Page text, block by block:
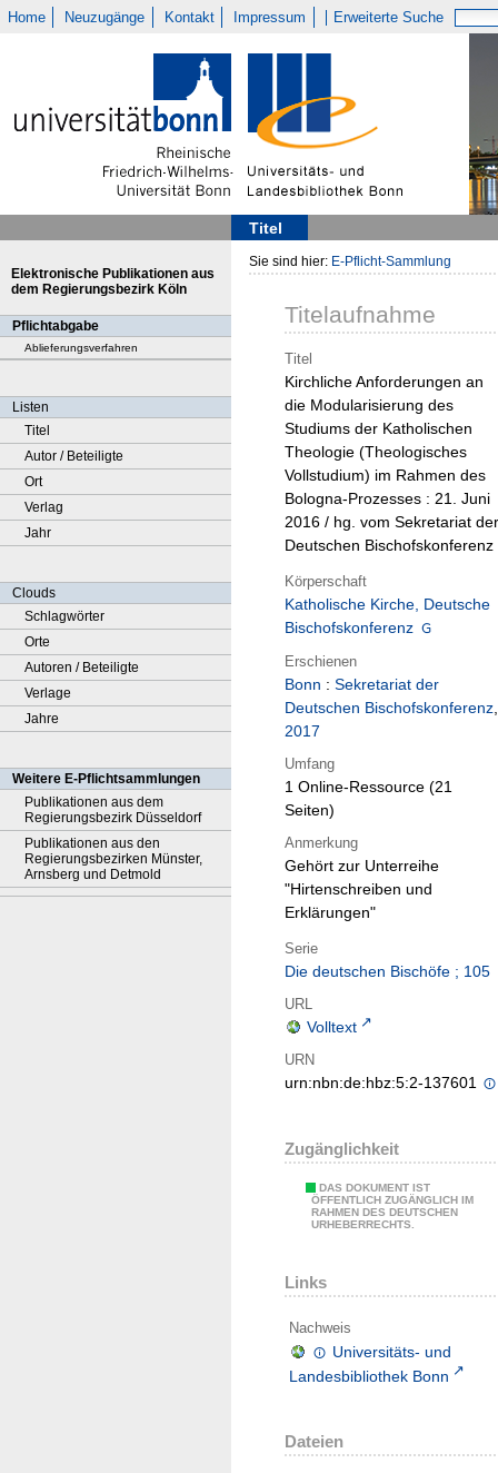
Home Neuzugänge Kontakt Impressum Erweiterte Suche
Titel
Elektronische Publikationen aus
dem Regierungsbezirk Köln
Pflichtabgabe
Ablieferungsverfahren
Listen
Titel
Autor / Beteiligte
Ort
Verlag
Jahr
Clouds
Schlagwörter
Orte
Autoren / Beteiligte
Verlage
Jahre
Weitere E-Pflichtsammlungen
Publikationen aus dem
Regierungsbezirk Düsseldorf
Publikationen aus den
Regierungsbezirken Münster,
Arnsberg und Detmold
Sie sind hier: E-Pflicht-Sammlung
Titelaufnahme
Titel
Kirchliche Anforderungen an
die Modularisierung des
Studiums der Katholischen
Theologie (Theologisches
Vollstudium) im Rahmen des
Bologna-Prozesses : 21. Juni
2016 / hg. vom Sekretariat der
Deutschen Bischofskonferenz
Körperschaft
Katholische Kirche, Deutsche
Bischofskonferenz
Erschienen
Bonn : Sekretariat der
Deutschen Bischofskonferenz,
2017
Umfang
1 Online-Ressource (21
Seiten)
Anmerkung
Gehört zur Unterreihe
"Hirtenschreiben und
Erklärungen"
Serie
Die deutschen Bischöfe ; 105
URL
Volltext
URN
urn:nbn:de:hbz:5:2-137601
Zugänglichkeit
DAS DOKUMENT IST
ÖFFENTLICH ZUGÄNGLICH IM
RAHMEN DES DEUTSCHEN
URHEBERRECHTS.
Links
Nachweis
Universitäts- und
Landesbibliothek Bonn
Dateien